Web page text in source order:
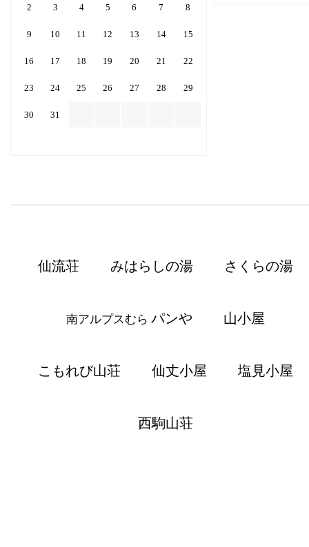
2 3 4 5 6 7 8
9 10 11 12 13 14 15
16 17 18 19 20 21 22
23 24 25 26 27 28 29
30 31
仙流荘 みはらしの湯 さくらの湯
南アルプスむら パンや 山小屋
こもれび山荘 仙丈小屋 塩見小屋
西駒山荘